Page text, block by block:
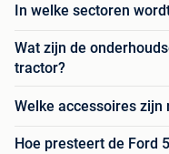
In welke sectoren
Wat zijn de
tractor?
Welke accessoires zijn
Hoe presteert de Ford